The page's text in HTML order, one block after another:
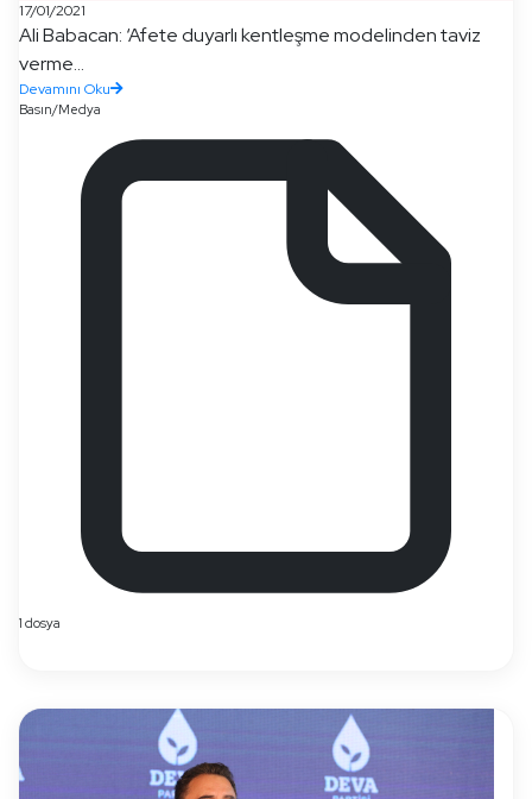
17/01/2021
Ali Babacan: ‘Afete duyarlı kentleşme modelinden taviz
verme...
Devamını Oku
Basın/Medya
1 dosya